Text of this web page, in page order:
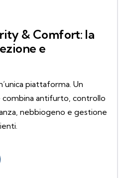
& Comfort: la
e
piattaforma. Un
antifurto, controllo
nebbiogeno e gestione